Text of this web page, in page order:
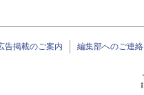
告掲載のご案内 編集部へのご連絡